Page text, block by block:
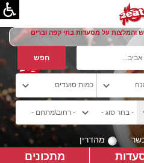
והמלצות על מסעדות בתי קפה וברים
מהדרין
מתכונים